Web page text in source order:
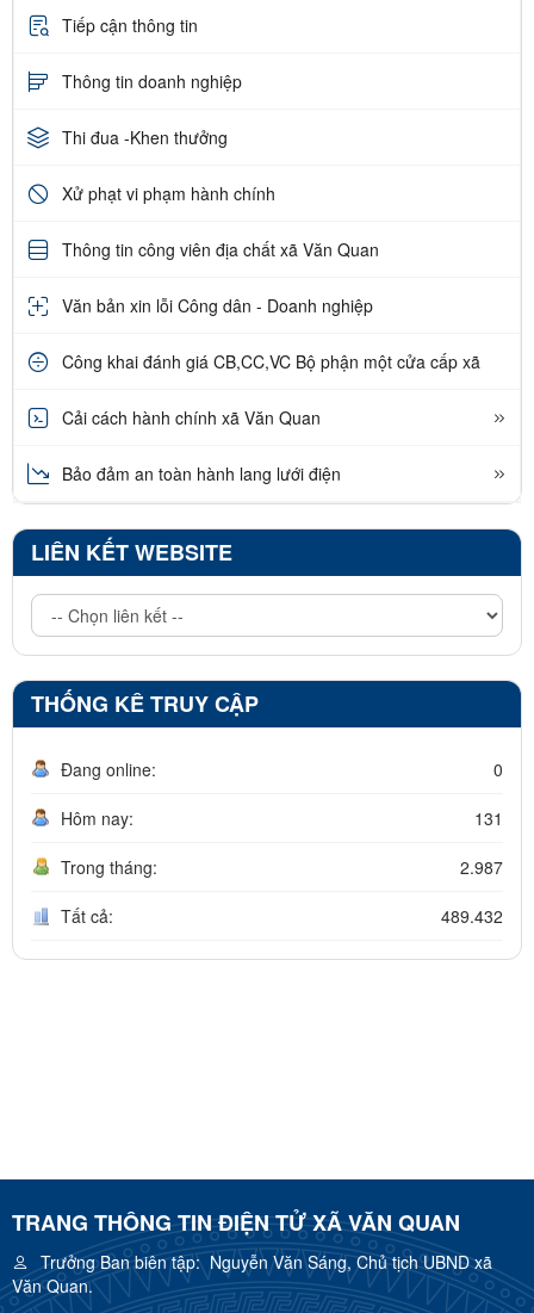
Tiếp cận thông tin
Thông tin doanh nghiệp
Thi đua -Khen thưởng
Xử phạt vi phạm hành chính
Thông tin công viên địa chất xã Văn Quan
Văn bản xin lỗi Công dân - Doanh nghiệp
Công khai đánh giá CB,CC,VC Bộ phận một cửa cấp xã
Cải cách hành chính xã Văn Quan
Bảo đảm an toàn hành lang lưới điện
LIÊN KẾT WEBSITE
THỐNG KÊ TRUY CẬP
Đang online: 0
Hôm nay: 131
Trong tháng: 2.987
Tất cả: 489.432
TRANG THÔNG TIN ĐIỆN TỬ XÃ VĂN QUAN
Trưởng Ban biên tập:Nguyễn Văn Sáng, Chủ tịch UBND xã
Văn Quan.